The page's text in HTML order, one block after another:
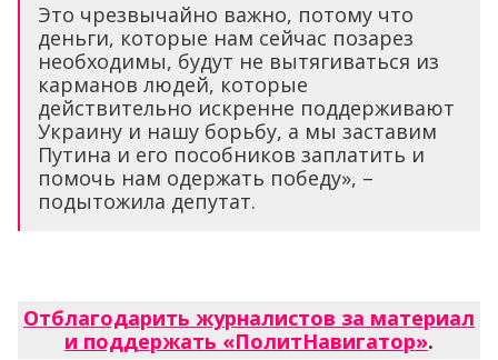
Это чрезвычайно важно, потому что
деньги, которые нам сейчас позарез
необходимы, будут не вытягиваться из
карманов людей, которые
действительно искренне поддерживают
Украину и нашу борьбу, а мы заставим
Путина и его пособников заплатить и
помочь нам одержать победу», –
подытожила депутат.
Отблагодарить журналистов за материал
и поддержать «ПолитНавигатор».